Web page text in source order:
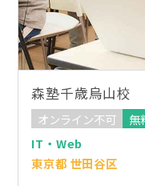
森塾千歳烏山校
オンライン不可
無
IT・Web
東京都 世田谷区